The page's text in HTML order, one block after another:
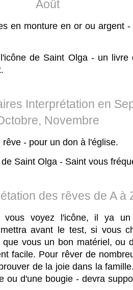
Août
en monture en or ou argent
de Saint Olga - un livre
Interprétation en
Novembre
- pour un don à l'église.
Saint Olga - Saint vous
des rêves de A à
vous voyez l'icône, il ya
avant le test, si vous
que vous un bon matériel, ou
facile. Pour rêver de
de la joie dans la
ou d'une bougie - devra